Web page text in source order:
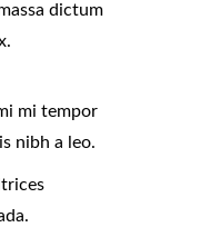
dictum
mi tempor
nibh a leo.